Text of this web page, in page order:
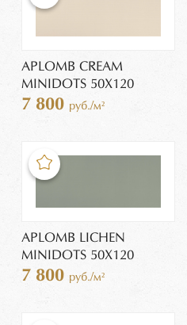
APLOMB CREAM
MINIDOTS 50X120
7 800 руб./м²
APLOMB LICHEN
MINIDOTS 50X120
7 800 руб./м²